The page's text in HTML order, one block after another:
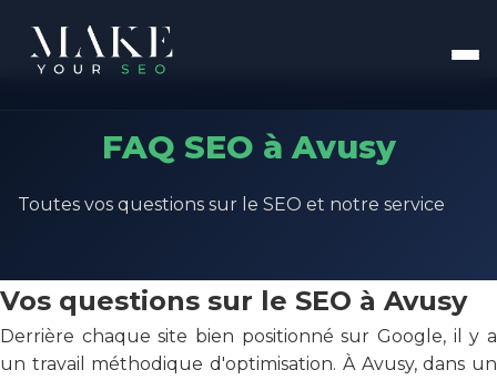
FAQ SEO à Avusy
Toutes vos questions sur le SEO et notre service
Vos questions sur le SEO à Avusy
Derrière chaque site bien positionné sur Google, il y a
un travail méthodique d'optimisation. À Avusy, dans un